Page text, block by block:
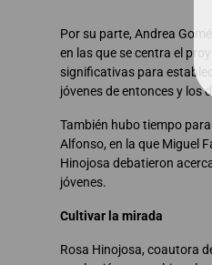
Por su parte, Andrea
en las que se centra el
significativas para
jóvenes de entonces y los
También hubo tiempo
Alfonso, en la que Miguel
Hinojosa debatieron
jóvenes.
Cultivar la mirada
Rosa Hinojosa, coautora